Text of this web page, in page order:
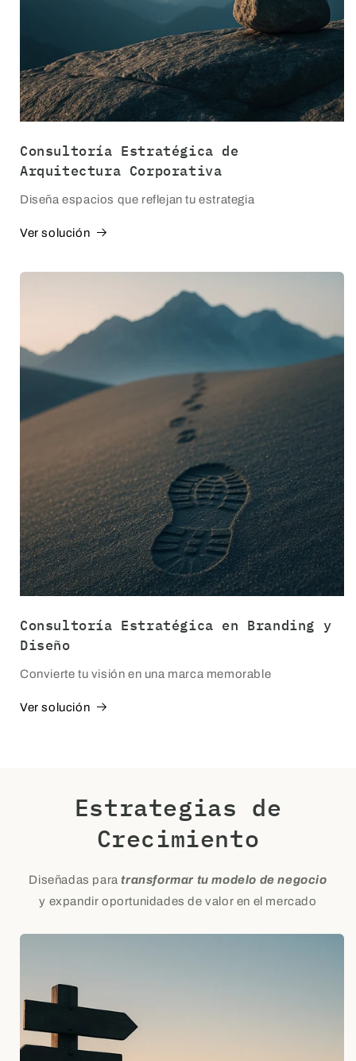
Consultoría Estratégica de
Arquitectura Corporativa
Diseña espacios que reflejan tu estrategia
Ver solución
Consultoría Estratégica en Branding y
Diseño
Convierte tu visión en una marca memorable
Ver solución
Estrategias de
Crecimiento
Diseñadas para transformar tu modelo de negocio
y expandir oportunidades de valor en el mercado